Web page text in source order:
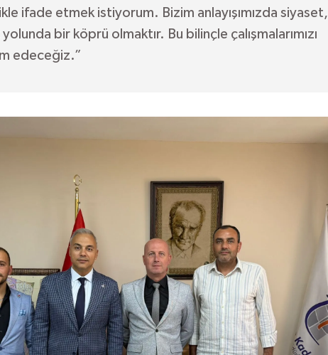
ifade etmek istiyorum. Bizim anlayışımızda siyaset,
bir köprü olmaktır. Bu bilinçle çalışmalarımızı
edeceğiz.”